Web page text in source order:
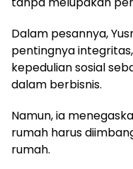
Dalam pesannya,
pentingnya
kepedulian sosial
dalam berbisnis.
Namun, ia
rumah harus
rumah.